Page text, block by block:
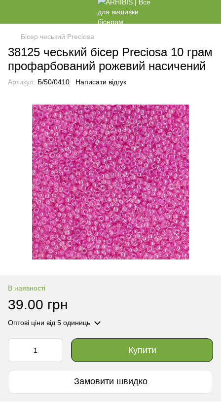
Бісер чеський Preciosa
38125 чеський бісер Preciosa 10 грам
профарбований рожевий насичений
Артикул: Б/50/0410 Написати відгук
В наявності
39.00 грн
Оптові ціни від 5 одиниць
Купити
Замовити швидко